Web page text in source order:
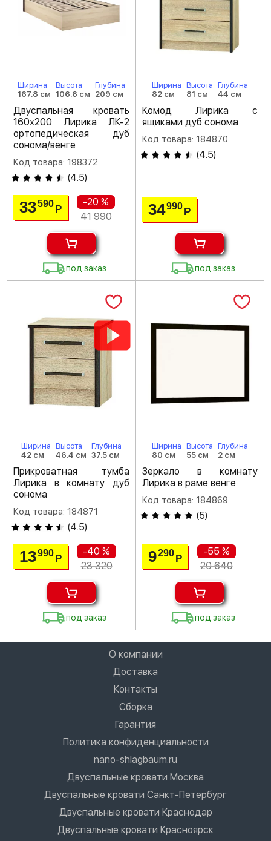
Ширина
167.8 см
Высота
106.6 см
Глубина
209 см
Двуспальная кровать
160х200 Лирика ЛК-2
ортопедическая дуб
сонома/венге
Код товара: 198372
(4.5)
33590Р
-20 %
41 990
под заказ
Ширина
82 см
Высота
81 см
Глубина
44 см
Комод Лирика с
ящиками дуб сонома
Код товара: 184870
(4.5)
34990 Р
под заказ
Ширина
42 см
Высота
46.4 см
Глубина
37.5 см
Прикроватная тумба
Лирика в комнату дуб
сонома
Код товара: 184871
(4.5)
13990Р
-40 %
23 320
под заказ
Ширина
80 см
Высота
55 см
Глубина
2 см
Зеркало в комнату
Лирика в раме венге
Код товара: 184869
(5)
9290 Р
-55 %
20 640
под заказ
О компании
Доставка
Контакты
Сборка
Гарантия
Политика конфиденциальности
nano-shlagbaum.ru
Двуспальные кровати Москва
Двуспальные кровати Санкт-Петербург
Двуспальные кровати Краснодар
Двуспальные кровати Красноярск